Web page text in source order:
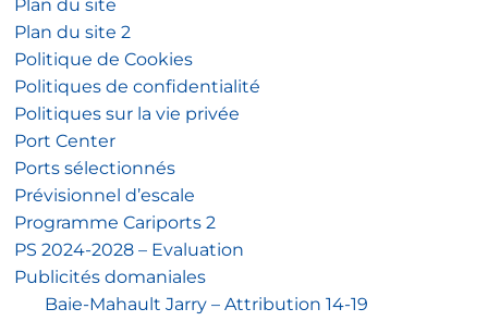
Plan du site
Plan du site 2
Politique de Cookies
Politiques de confidentialité
Politiques sur la vie privée
Port Center
Ports sélectionnés
Prévisionnel d’escale
Programme Cariports 2
PS 2024-2028 – Evaluation
Publicités domaniales
Baie-Mahault Jarry – Attribution 14-19